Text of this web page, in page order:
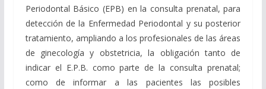
Periodontal Básico (EPB) en la consulta prenatal, para
detección de la Enfermedad Periodontal y su posterior
tratamiento, ampliando a los profesionales de las áreas
de ginecología y obstetricia, la obligación tanto de
indicar el E.P.B. como parte de la consulta prenatal;
como de informar a las pacientes las posibles